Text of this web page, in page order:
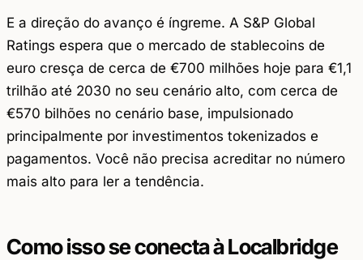
E a direção do avanço é íngreme. A S&P Global
Ratings espera que o mercado de stablecoins de
euro cresça de cerca de €700 milhões hoje para €1,1
trilhão até 2030 no seu cenário alto, com cerca de
€570 bilhões no cenário base, impulsionado
principalmente por investimentos tokenizados e
pagamentos. Você não precisa acreditar no número
mais alto para ler a tendência.
Como isso se conecta à Localbridge